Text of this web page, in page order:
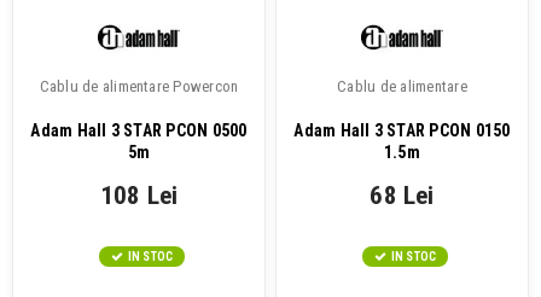
Cablu de alimentare Powercon
Adam Hall 3 STAR PCON 0500
5m
108 Lei
IN STOC
Cablu de alimentare
Adam Hall 3 STAR PCON 0150
1.5m
68 Lei
IN STOC